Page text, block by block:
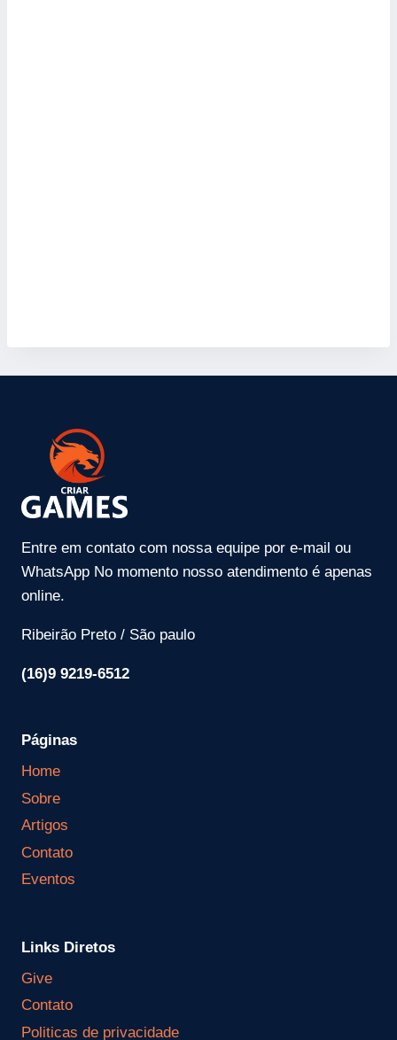
Entre em contato com nossa equipe por e-mail ou
WhatsApp No momento nosso atendimento é apenas
online.
Ribeirão Preto / São paulo
(16)9 9219-6512
Páginas
Home
Sobre
Artigos
Contato
Eventos
Links Diretos
Give
Contato
Politicas de privacidade